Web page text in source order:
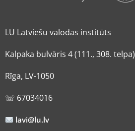
LU Latviešu valodas institūts
Kalpaka bulvāris 4 (111., 308. telpa)
Rīga, LV-1050
☏ 67034016
lavi@lu.lv